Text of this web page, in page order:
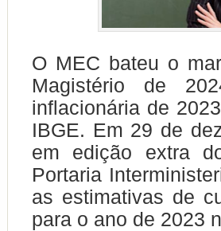
O MEC bateu o
Magistério de
inflacionária de
IBGE. Em 29 de
em edição extra
Portaria
as estimativas de
para o ano de 2023